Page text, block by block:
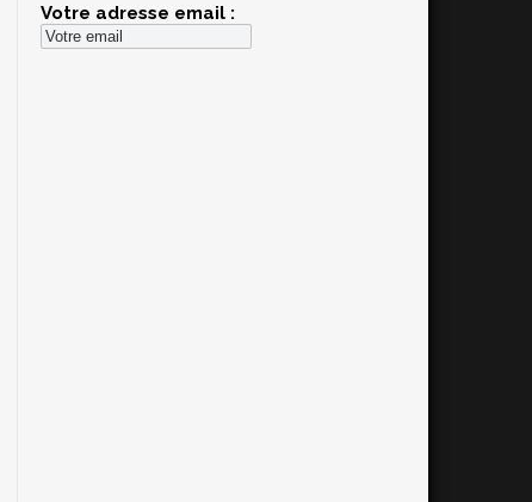
Votre adresse email :